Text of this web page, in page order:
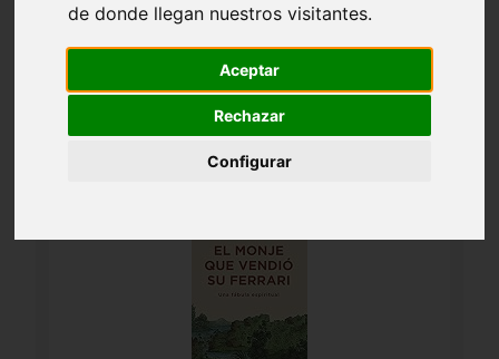
de donde llegan nuestros visitantes.
Aceptar
Rechazar
Configurar
Esposa Cumpleaños Navidad Boda